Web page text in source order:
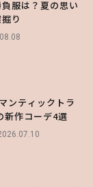
服は？夏の思い
り
ンティックトラ
新作コーデ4選
イフルに！ドキ
”のつくり方
どう作る？体型
など独占インタ
ンティックトラ
作コーデ4選
可愛すぎ♡ 紀
ッグ”は夏の強
月号増刊】